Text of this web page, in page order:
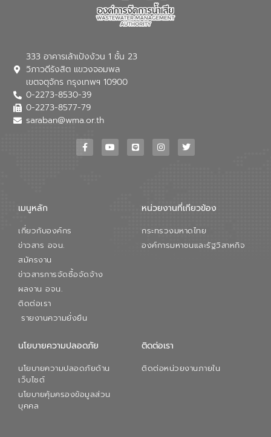
333 อาคารเล้าเป้งง้วน 1 ชั้น 23
วิภาวดีรังสิต แขวงจอมพล
เขตจตุจักร กรุงเทพฯ 10900
0-2273-8530-39
0-2273-8577-79
saraban@wma.or.th
เมนูหลัก
เกี่ยวกับองค์กร
ข่าวสาร อจน.
สมัครงาน
ข่าวสารการจัดซื้อจัดจ้าง
ผลงาน อจน.
ติดต่อเรา
รายงานความยั่งยืน
หน่วยงานที่เกียวข้อง
กระทรวงมหาดไทย
องค์การมหาชนและรัฐวิสาหกิจ
นโยบายความปลอดภัย
นโยบายความปลอดภัยด้าน
เว็บไซต์
นโยบายคุ้มครองข้อมูลส่วน
บุคคล
ติดต่อเรา
ติดต่อหน่วยงานภายใน